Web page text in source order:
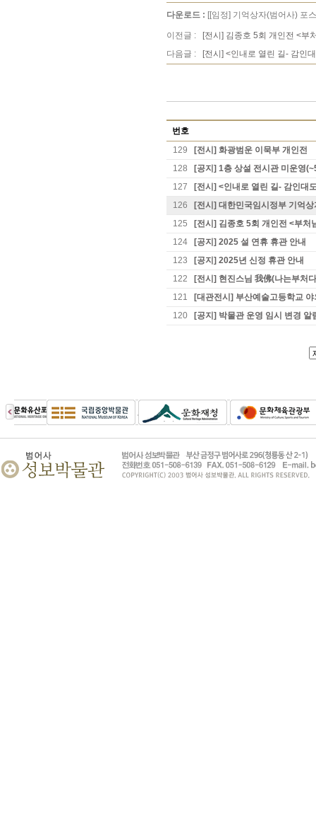
다운로드 : [[임정] 기억상자(범어사) 포
이전글 :
[전시] 김종호 5회 개인전 <부
다음글 :
[전시] <인내로 열린 길- 감인
번호
129
[전시] 화광범운 이묵부 개인전
128
[공지] 1층 상설 전시관 미운영
127
[전시] <인내로 열린 길- 감인대
126
[전시] 대한민국임시정부 기억상
125
[전시] 김종호 5회 개인전 <부처
124
[공지] 2025 설 연휴 휴관 안내
123
[공지] 2025년 신정 휴관 안내
122
[전시] 현진스님 我佛(나는부처
121
[대관전시] 부산예술고등학교
120
[공지] 박물관 운영 임시 변경 알